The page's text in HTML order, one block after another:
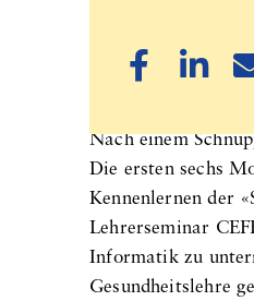
Das sagte Silvia
und sie hatten
Nach einem
Die ersten sechs
Kennenlernen der
Lehrerseminar
Informatik zu
Gesundheitslehre
 